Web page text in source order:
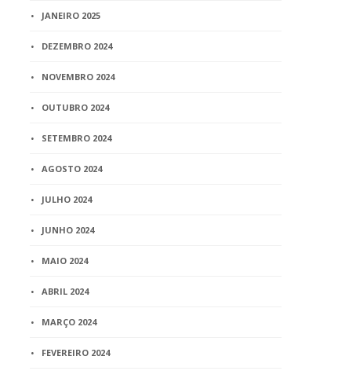
JANEIRO 2025
DEZEMBRO 2024
NOVEMBRO 2024
OUTUBRO 2024
SETEMBRO 2024
AGOSTO 2024
JULHO 2024
JUNHO 2024
MAIO 2024
ABRIL 2024
MARÇO 2024
FEVEREIRO 2024